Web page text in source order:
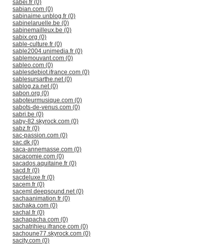
sabei.fr (0)
sabian.com (0)
sabinaime.unblog.fr (0)
sabinelaruelle.be (0)
sabinemailleux.be (0)
sabix.org (0)
sable-culture.fr (0)
sable2004.unimedia.fr (0)
sablemouvant.com (0)
sableo.com (0)
sablesdebiot.ifrance.com (0)
sablesursarthe.net (0)
sablog.za.net (0)
sabon.org (0)
saboteurmusique.com (0)
sabots-de-venus.com (0)
sabri.be (0)
saby-82.skyrock.com (0)
sabz.fr (0)
sac-passion.com (0)
sac.dk (0)
saca-annemasse.com (0)
sacacomie.com (0)
sacados.aquitaine.fr (0)
sacd.fr (0)
sacdeluxe.fr (0)
sacem.fr (0)
saceml.deepsound.net (0)
sachaanimation.fr (0)
sachaka.com (0)
sachal.fr (0)
sachapacha.com (0)
sachatrihieu.ifrance.com (0)
sachoune77.skyrock.com (0)
sacity.com (0)